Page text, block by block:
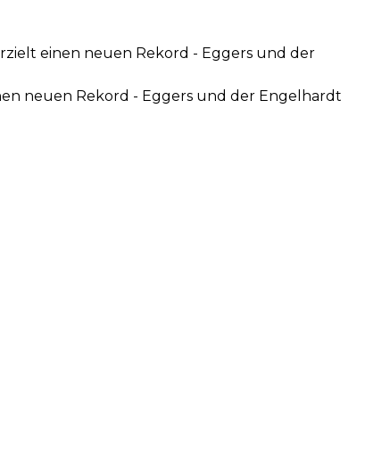
einen neuen Rekord - Eggers und der
neuen Rekord - Eggers und der Engelhardt